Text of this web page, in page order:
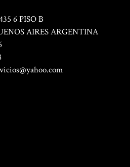
6 PISO B
AIRES ARGENTINA